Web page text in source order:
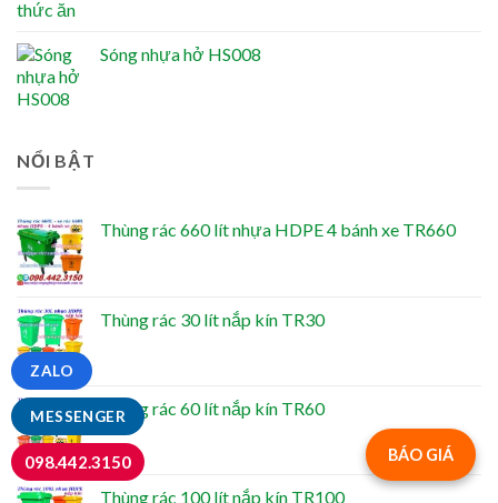
Sóng nhựa hở HS008
NỔI BẬT
Thùng rác 660 lít nhựa HDPE 4 bánh xe TR660
Thùng rác 30 lít nắp kín TR30
Thùng rác 60 lít nắp kín TR60
Thùng rác 100 lít nắp kín TR100
BÁO GIÁ
MESSENGER
ZALO
098.442.3150